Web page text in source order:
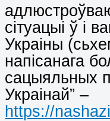
сітуацыі ў і
Украіны
напісанага
сацыяльных
Украінай” –
https://